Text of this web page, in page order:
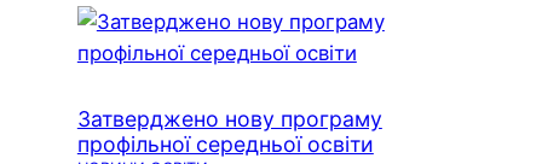
Затверджено нову програму
профільної середньої освіти